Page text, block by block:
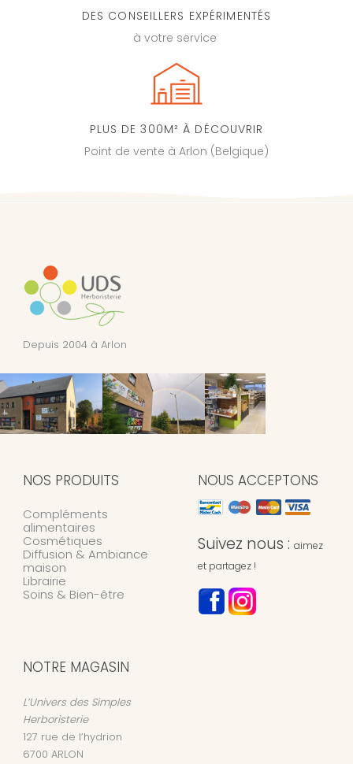
DES CONSEILLERS EXPÉRIMENTÉS
à votre service
PLUS DE 300M² À DÉCOUVRIR
Point de vente à Arlon (Belgique)
Depuis 2004 à Arlon
NOS PRODUITS
Compléments
alimentaires
Cosmétiques
Diffusion & Ambiance
maison
Librairie
Soins & Bien-être
NOUS ACCEPTONS
Suivez nous : aimez
et partagez !
NOTRE MAGASIN
L’Univers des Simples
Herboristerie
127 rue de l’hydrion
6700 ARLON